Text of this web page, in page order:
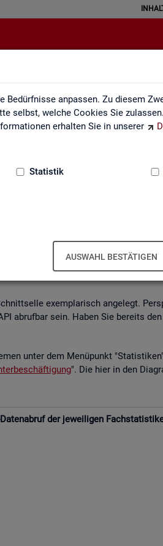
Bedürfnisse anpassen. Zu diesem
selbst, welche Cookies Sie
erhalten Sie in unserer
Statistik
AUSWAHL BESTÄTIGEN
API
für au­to­ma­ti­sier­te
Ar­beit die Mög­lich­keit, Daten per
ex­em­pla­risch an­ge­legt.
ab­ruf­bar sein. Haben Sie be­reits
unter dem Me­nü­punkt
". Die hier in den
der je­wei­li­gen